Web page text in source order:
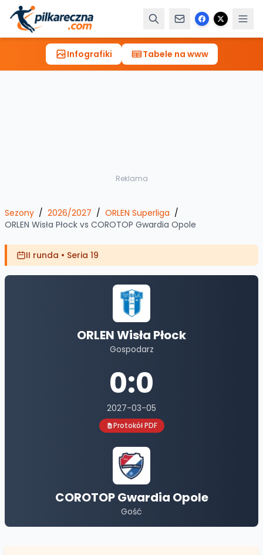
Infografiki Tabele na www
Reklama
Sezony / 2026/2027 / ORLEN Superliga /
ORLEN Wisła Płock vs COROTOP Gwardia Opole
II runda • Seria 19
ORLEN Wisła Płock
Gospodarz
0:0
2027-03-05
Protokół PDF
COROTOP Gwardia Opole
Gość